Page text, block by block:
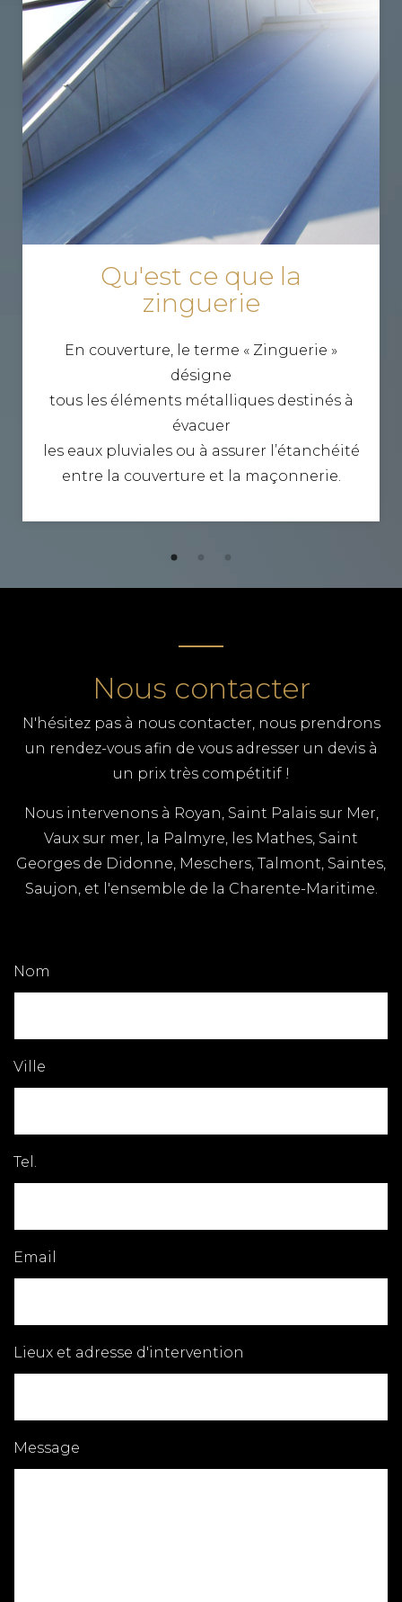
Qu'est ce que la
zinguerie
En couverture, le terme « Zinguerie »
désigne
tous les éléments métalliques destinés à
évacuer
les eaux pluviales ou à assurer l’étanchéité
entre la couverture et la maçonnerie.
Nous contacter
N'hésitez pas à nous contacter, nous prendrons
un rendez-vous afin de vous adresser un devis à
un prix très compétitif !
Nous intervenons à Royan, Saint Palais sur Mer,
Vaux sur mer, la Palmyre, les Mathes, Saint
Georges de Didonne, Meschers, Talmont, Saintes,
Saujon, et l'ensemble de la Charente-Maritime.
Nom
Ville
Tel.
Email
Lieux et adresse d'intervention
Message